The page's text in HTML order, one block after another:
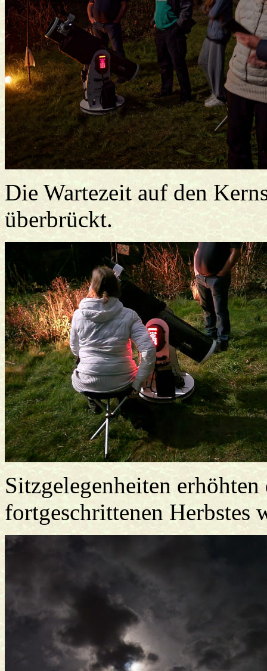
Die Wartezeit auf den
überbrückt.
Sitzgelegenheiten
fortgeschrittenen